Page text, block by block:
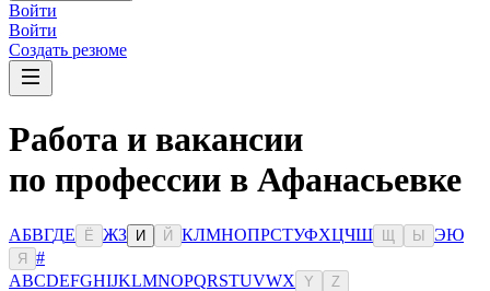
Войти
Войти
Создать резюме
Работа и вакансии
по профессии в Афанасьевке
АБВГДЕ Ё ЖЗ И Й КЛМНОПРСТУФХЦЧШ Ы ЭЮ
Я
#
ABCDEFGHIJKLMNOPQRSTUVWX Y Z